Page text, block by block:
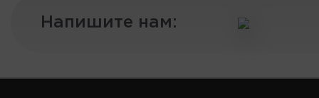
Напишите нам: